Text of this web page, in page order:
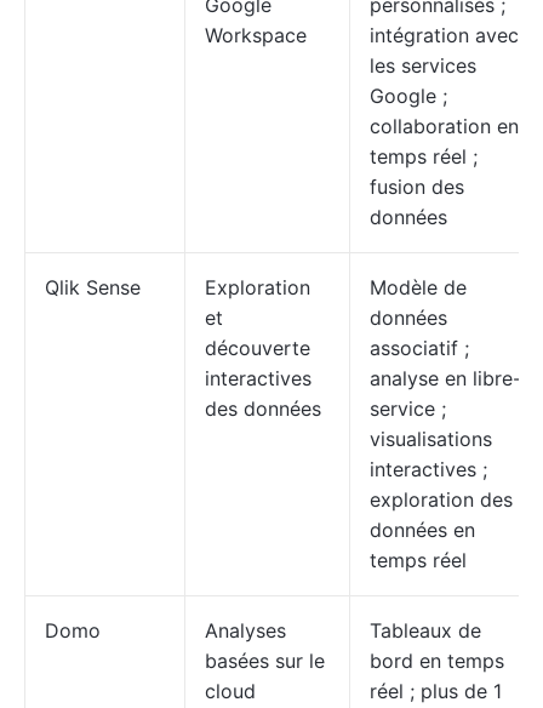
Google
Workspace
personnalisés ;
intégration avec
les services
Google ;
collaboration en
temps réel ;
fusion des
données
Qlik Sense
Exploration
et
découverte
interactives
des données
Modèle de
données
associatif ;
analyse en libre-
service ;
visualisations
interactives ;
exploration des
données en
temps réel
Domo
Analyses
basées sur le
cloud
Tableaux de
bord en temps
réel ; plus de 1